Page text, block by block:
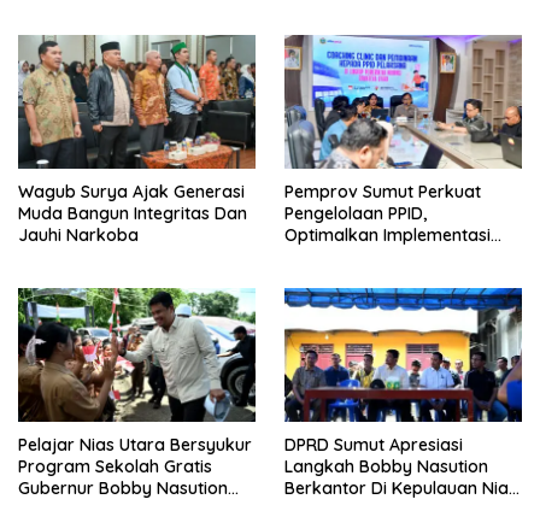
Wagub Surya Ajak Generasi
Muda Bangun Integritas Dan
Jauhi Narkoba
Pemprov Sumut Perkuat
Pengelolaan PPID,
Optimalkan Implementasi
Pelajar Nias Utara Bersyukur
Program Sekolah Gratis
Gubernur Bobby Nasution
DPRD Sumut Apresiasi
Langkah Bobby Nasution
Berkantor Di Kepulauan Nias,